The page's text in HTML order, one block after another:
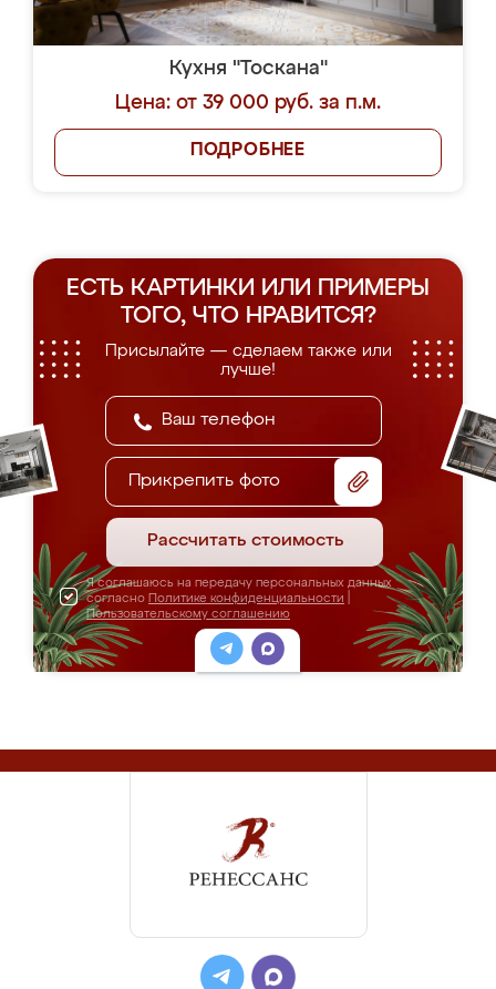
Кухня "Тоскана"
Цена: от 39 000 руб. за п.м.
ПОДРОБНЕЕ
ЕСТЬ КАРТИНКИ ИЛИ ПРИМЕРЫ
ТОГО, ЧТО НРАВИТСЯ?
Присылайте — сделаем также или
лучше!
Прикрепить фото
Рассчитать стоимость
Я соглашаюсь на передачу персональных данных
согласно Политике конфиденциальности
Пользовательскому соглашению